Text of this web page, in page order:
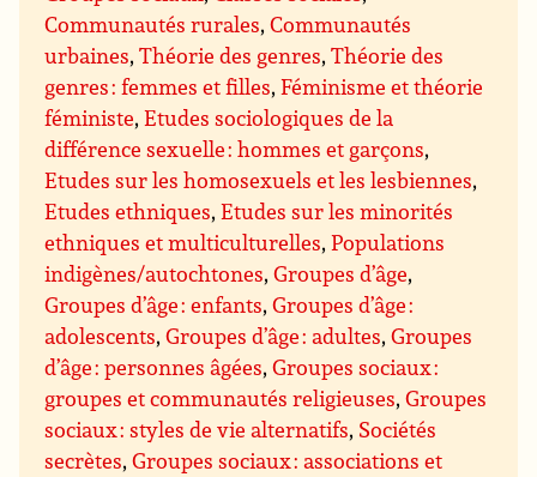
Communautés rurales,Communautés
urbaines,Théorie des genres,Théorie des
genres : femmes et filles,Féminisme et théorie
féministe,Etudes sociologiques de la
différence sexuelle : hommes et garçons,
Etudes sur les homosexuels et les lesbiennes,
Etudes ethniques,Etudes sur les minorités
ethniques et multiculturelles,Populations
indigènes/autochtones,Groupes d’âge,
Groupes d’âge : enfants,Groupes d’âge :
adolescents,Groupes d’âge : adultes,Groupes
d’âge : personnes âgées,Groupes sociaux :
groupes et communautés religieuses,Groupes
sociaux : styles de vie alternatifs, Sociétés
secrètes,Groupes sociaux : associations et